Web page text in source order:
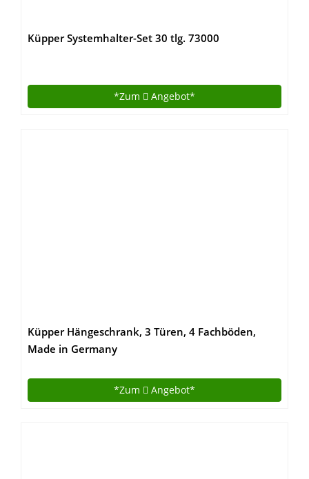
Küpper Systemhalter-Set 30 tlg. 73000
*Zum Angebot*
Küpper Hängeschrank, 3 Türen, 4 Fachböden,
Made in Germany
*Zum Angebot*